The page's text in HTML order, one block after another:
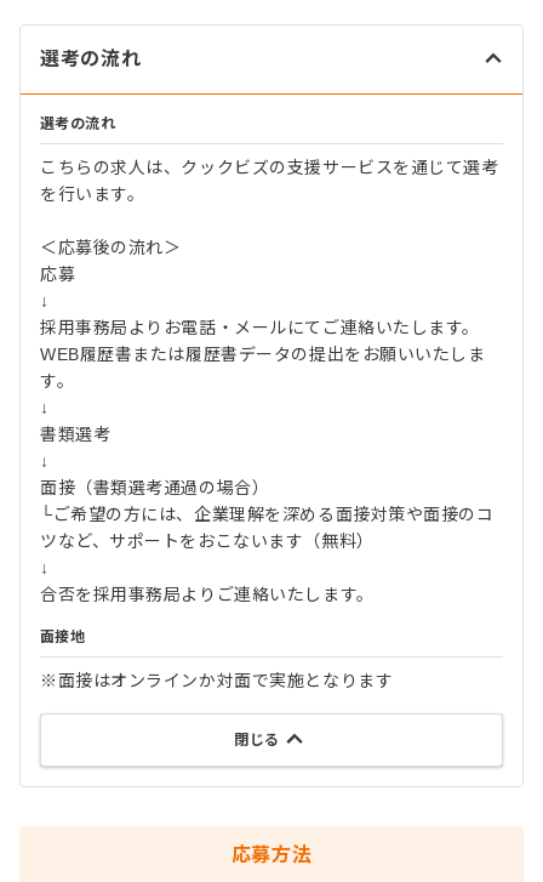
選考の流れ
選考の流れ
こちらの求人は、クックビズの支援サービスを通じて選考
を行います。
＜応募後の流れ＞
応募
↓
採用事務局よりお電話・メールにてご連絡いたします。
WEB履歴書または履歴書データの提出をお願いいたしま
す。
↓
書類選考
↓
面接（書類選考通過の場合）
└ご希望の方には、企業理解を深める面接対策や面接のコ
ツなど、サポートをおこないます（無料）
↓
合否を採用事務局よりご連絡いたします。
面接地
※面接はオンラインか対面で実施となります
閉じる
応募方法